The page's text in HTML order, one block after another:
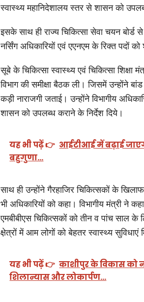
स्वास्थ्य महानिदेशालय स्तर से शासन को
इसके साथ ही राज्य चिकित्सा सेवा चयन बोर्ड
नर्सिंग अधिकारियों एवं एएनएम के रिक्त पदों
सूबे के चिकित्सा स्वास्थ्य एवं चिकित्सा
विभाग की समीक्षा बैठक ली। जिसमें उन्होंने
कड़ी नाराजगी जताई। उन्होंने विभागीय
शासन को उपलब्ध कराने के निर्देश दिये।
यह भी पढ़ें 👉 आईटीआई में बढ़ाई
बहुगुणा…
साथ ही उन्होंने गैरहाजिर चिकित्सकों के
भी अधिकारियों को कहा। विभागीय मंत्री
एमबीबीएस चिकित्सकों को तीन व पांच साल के
क्षे़त्रों में आम लोगों को बेहतर स्वास्थ्य
यह भी पढ़ें 👉 काशीपुर के विकास को
शिलान्यास और लोकार्पण…